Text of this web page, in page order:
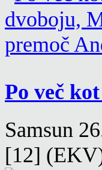
Po več
Samsun
[12]